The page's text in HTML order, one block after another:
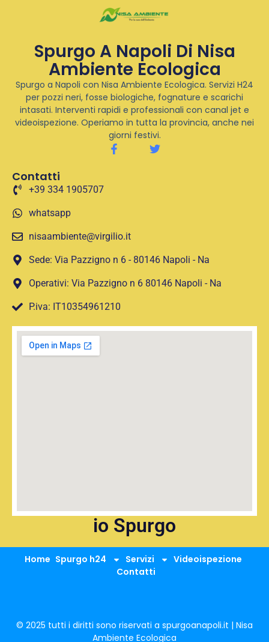
Spurgo A Napoli Di Nisa
Ambiente Ecologica
Spurgo a Napoli con Nisa Ambiente Ecologica. Servizi H24
per pozzi neri, fosse biologiche, fognature e scarichi
intasati. Interventi rapidi e professionali con canal jet e
videoispezione. Operiamo in tutta la provincia, anche nei
giorni festivi.
Contatti
+39 334 1905707
whatsapp
nisaambiente@virgilio.it
Sede: Via Pazzigno n 6 - 80146 Napoli - Na
Operativi: Via Pazzigno n 6 80146 Napoli - Na
P.iva: IT10354961210
io Spurgo
Home Spurgo h24 Servizi
Videoispezione
Contatti
© 2025 tutti i diritti sono riservati a spurgoanapoli.it | Nisa
Ambiente Ecologica